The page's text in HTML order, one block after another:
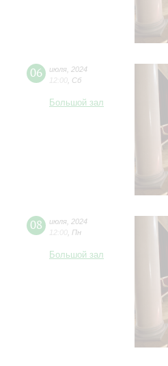
06 июля 2024
12:00 Сб
Большой зал
08 июля 2024
12:00 Пн
Большой зал